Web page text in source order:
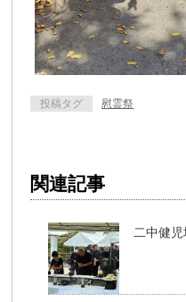
投稿タグ 慰霊祭
関連記事
二中健